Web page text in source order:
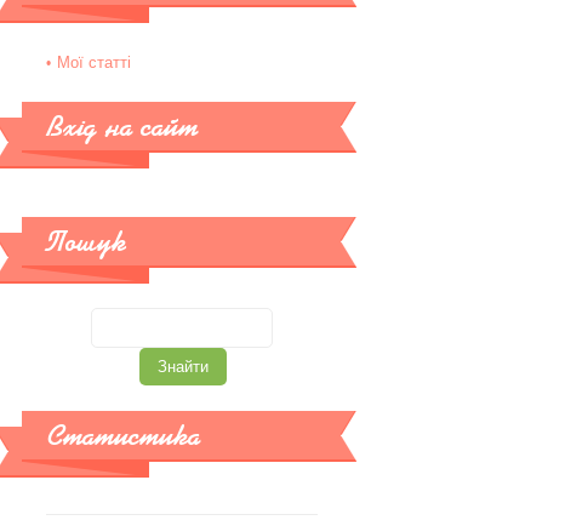
Мої статті
Вхід на сайт
Пошук
Статистика